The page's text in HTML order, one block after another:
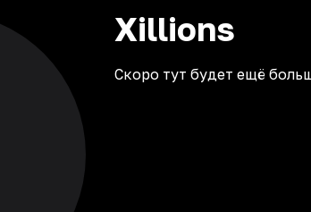
Xillions
Скоро тут будет ещё